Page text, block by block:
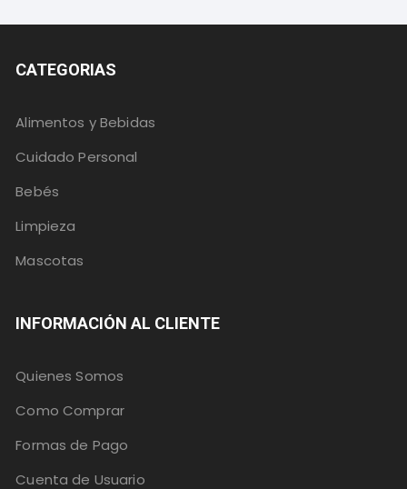
CATEGORIAS
Alimentos y Bebidas
Cuidado Personal
Bebés
Limpieza
Mascotas
INFORMACIÓN AL CLIENTE
Quienes Somos
Como Comprar
Formas de Pago
Cuenta de Usuario